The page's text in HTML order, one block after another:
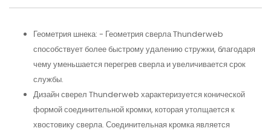
Геометрия шнека: - Геометрия сверла Thunderweb
способствует более быстрому удалению стружки, благодаря
чему уменьшается перегрев сверла и увеличивается срок
службы.
Дизайн сверел Thunderweb характеризуется конической
формой соединительной кромки, которая утолщается к
хвостовику сверла. Соединительная кромка является